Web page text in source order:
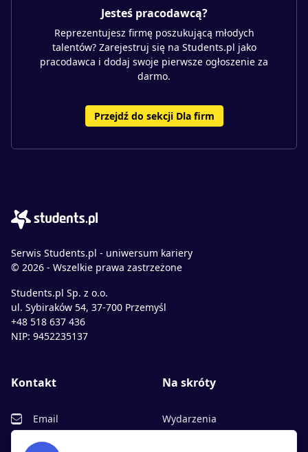
Jesteś pracodawcą?
Reprezentujesz firmę poszukującą młodych
talentów? Zarejestruj się na Students.pl jako
pracodawca i dodaj swoje pierwsze ogłoszenie za
darmo.
Przejdź do sekcji Dla firm
Serwis Students.pl - uniwersum kariery
© 2026 - Wszelkie prawa zastrzeżone
Students.pl Sp. z o.o.
ul. Sybiraków 54, 37-700 Przemyśl
+48 518 637 436
NIP: 9452235137
Kontakt
Email
Facebook
Na skróty
Wydarzenia